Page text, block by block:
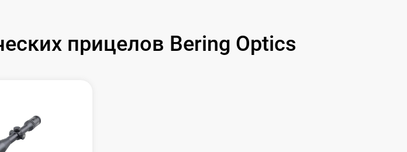
прицелов Bering Optics